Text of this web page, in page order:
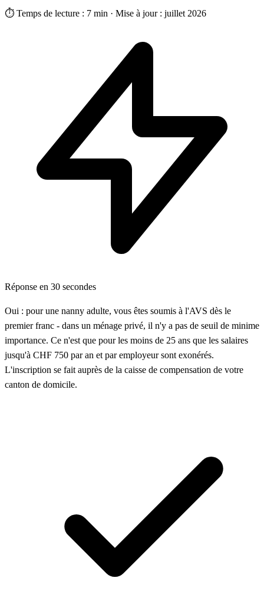
⏱ Temps de lecture : 7 min · Mise à jour : juillet 2026
Réponse en 30 secondes
Oui : pour une nanny adulte, vous êtes soumis à l'AVS dès le
premier franc - dans un ménage privé, il n'y a pas de seuil de minime
importance. Ce n'est que pour les moins de 25 ans que les salaires
jusqu'à CHF 750 par an et par employeur sont exonérés.
L'inscription se fait auprès de la caisse de compensation de votre
canton de domicile.